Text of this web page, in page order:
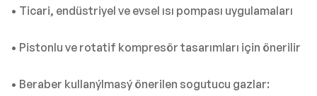
• Ticari, endüstriyel ve evsel ısı pompası uygulamaları
• Pistonlu ve rotatif kompresör tasarımları için önerilir
• Beraber kullanýlmasý önerilen sogutucu gazlar: